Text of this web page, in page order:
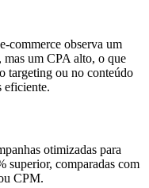
commerce observa um
um CPA alto, o que
targeting ou no conteúdo
eficiente.
otimizadas para
superior, comparadas com
CPM.